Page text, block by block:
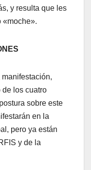
y resulta que les
«moche».
de los cuatro
sobre este
en la
pero ya están
y de la